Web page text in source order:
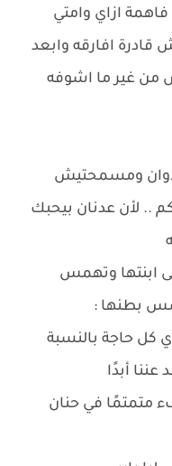
ازاي وامتي
افارقه وابعد
من غير ما اشوفه
ومسمحتيش
.. لأن عدنان بيحبك
ابنتها وتهمس
بطنها :
كل حاجة بالنسبة
أبدًا
متمتمًا في حنان